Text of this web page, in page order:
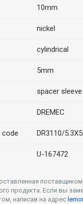
10mm
nickel
cylindrical
5mm
spacer sleeve
DREMEC
code DR3110/5.3X5
U-167472
продукта. Если вы
написав на адрес